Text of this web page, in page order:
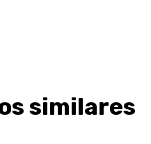
similares